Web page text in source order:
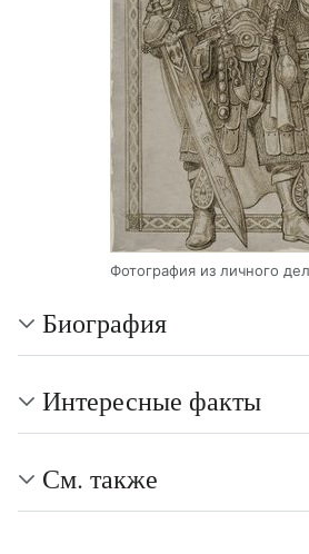
Фотография из личного
Биография
Интересные факты
См. также